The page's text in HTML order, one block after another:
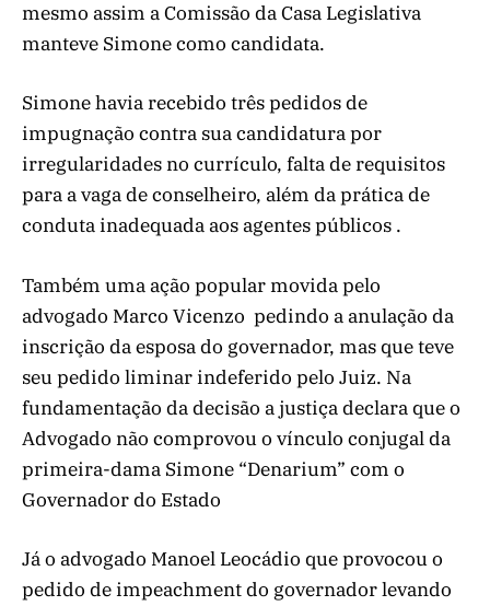
mesmo assim a Comissão da Casa Legislativa
manteve Simone como candidata.
Simone havia recebido três pedidos de
impugnação contra sua candidatura por
irregularidades no currículo, falta de requisitos
para a vaga de conselheiro, além da prática de
conduta inadequada aos agentes públicos .
Também uma ação popular movida pelo
advogado Marco Vicenzo pedindo a anulação da
inscrição da esposa do governador, mas que teve
seu pedido liminar indeferido pelo Juiz. Na
fundamentação da decisão a justiça declara que o
Advogado não comprovou o vínculo conjugal da
primeira-dama Simone “Denarium” com o
Governador do Estado
Já o advogado Manoel Leocádio que provocou o
pedido de impeachment do governador levando